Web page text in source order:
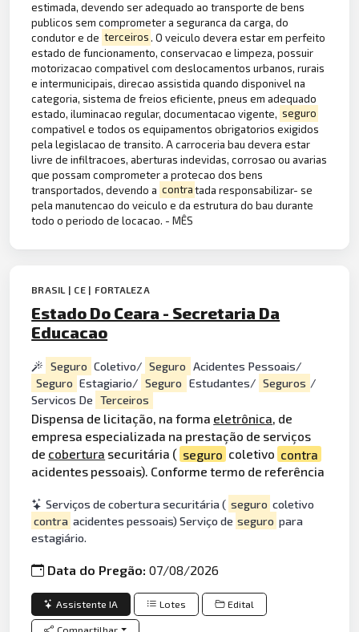
estimada, devendo ser adequado ao transporte de bens
publicos sem comprometer a seguranca da carga, do
condutor e de terceiros. O veiculo devera estar em perfeito
estado de funcionamento, conservacao e limpeza, possuir
motorizacao compativel com deslocamentos urbanos, rurais
e intermunicipais, direcao assistida quando disponivel na
categoria, sistema de freios eficiente, pneus em adequado
estado, iluminacao regular, documentacao vigente, seguro
compativel e todos os equipamentos obrigatorios exigidos
pela legislacao de transito. A carroceria bau devera estar
livre de infiltracoes, aberturas indevidas, corrosao ou avarias
que possam comprometer a protecao dos bens
transportados, devendo a contratada responsabilizar- se
pela manutencao do veiculo e da estrutura do bau durante
todo o periodo de locacao. - MÊS
BRASIL | CE | FORTALEZA
Estado Do Ceara - Secretaria Da
Educacao
Seguro Coletivo/ Seguro Acidentes Pessoais/
Seguro Estagiario/ Seguro Estudantes/ Seguros /
Servicos De Terceiros
Dispensa de licitação, na forma eletrônica, de
empresa especializada na prestação de serviços
de cobertura securitária ( seguro coletivo contra
acidentes pessoais). Conforme termo de referência
Serviços de cobertura securitária ( seguro coletivo
contra acidentes pessoais) Serviço de seguro para
estagiário.
Data do Pregão:07/08/2026
Assistente IA Lotes Edital